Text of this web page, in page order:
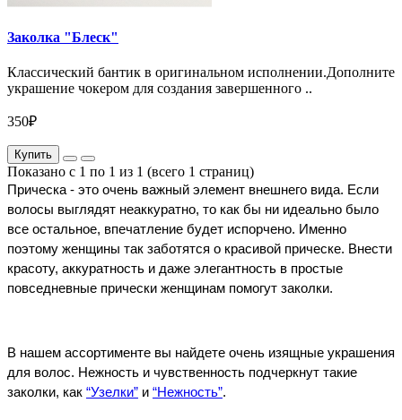
Заколка "Блеск"
Классический бантик в оригинальном исполнении.Дополните
украшение чокером для создания завершенного ..
350₽
Купить
Показано с 1 по 1 из 1 (всего 1 страниц)
Прическа - это очень важный элемент внешнего вида. Если
волосы выглядят неаккуратно, то как бы ни идеально было
все остальное, впечатление будет испорчено. Именно
поэтому женщины так заботятся о красивой прическе. Внести
красоту, аккуратность и даже элегантность в простые
повседневные прически женщинам помогут заколки.
В нашем ассортименте вы найдете очень изящные украшения
для волос. Нежность и чувственность подчеркнут такие
заколки, как “Узелки” и “Нежность”.